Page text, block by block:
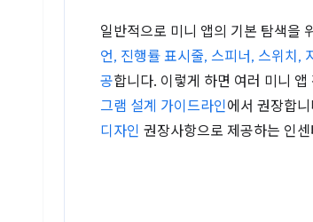
일반적으로 미니 앱의 기본 탐색을
언, 진행률 표시줄, 스피너, 스위치,
공합니다. 이렇게 하면 여러 미니
그램 설계 가이드라인에서 권장합
디자인 권장사항으로 제공하는 인